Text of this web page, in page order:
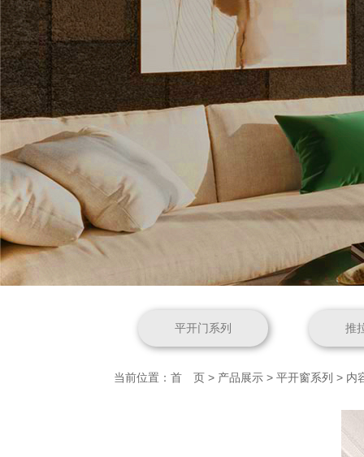
平开门系列 推
当前位置： 首 页 > 产品展示 > 平开窗系列 > 内